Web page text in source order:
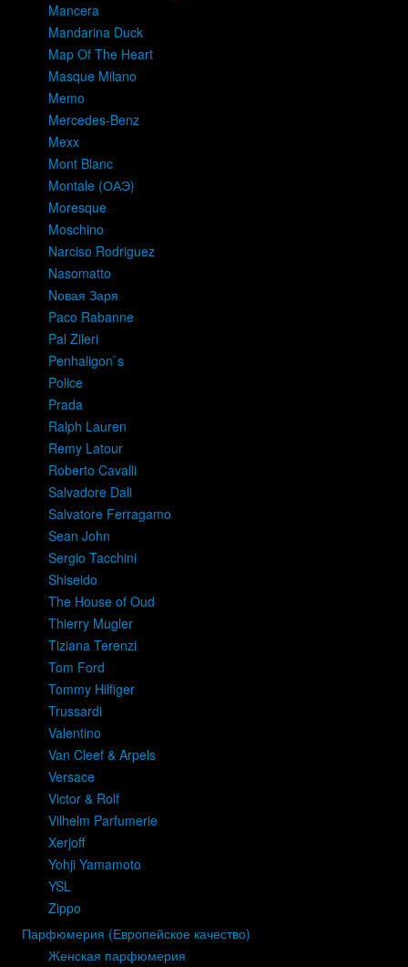
Mancera
Mandarina Duck
Map Of The Heart
Masque Milano
Memo
Mercedes-Benz
Mexx
Mont Blanc
Montale (ОАЭ)
Moresque
Moschino
Narciso Rodriguez
Nasomatto
Nовая Заря
Paco Rabanne
Pal Zileri
Penhaligon`s
Police
Prada
Ralph Lauren
Remy Latour
Roberto Cavalli
Salvadore Dali
Salvatore Ferragamo
Sean John
Sergio Tacchini
Shiseido
The House of Oud
Thierry Mugler
Tiziana Terenzi
Tom Ford
Tommy Hilfiger
Trussardi
Valentino
Van Cleef & Arpels
Versace
Victor & Rolf
Vilhelm Parfumerie
Xerjoff
Yohji Yamamoto
YSL
Zippo
Парфюмерия (Европейское качество)
Женская парфюмерия